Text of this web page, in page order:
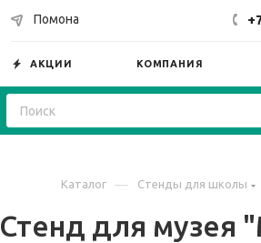
Помона
АКЦИИ КОМПАНИЯ
Каталог — Стенды для школы
Стенд для музея